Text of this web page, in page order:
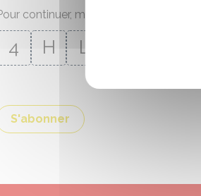
continuer, merci de cliquer sur
4 H L
S'abonner